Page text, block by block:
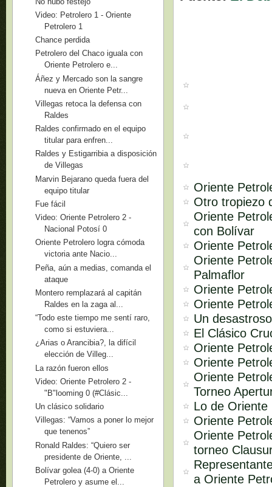
Oriente
Otro tropiezo
Oriente
con Bolívar
Oriente
Oriente
Palmaflor
Oriente
Oriente
Un
El Clásico
Oriente
Oriente
Oriente
Torneo
Lo de
Oriente
Oriente
torneo
a Oriente
Video: Petrolero 1 - Oriente
Petrolero 1
Chance perdida
Petrolero del Chaco iguala con
Oriente Petrolero e...
Áñez y Mercado son la sangre
nueva en Oriente Petr...
Villegas retoca la defensa con
Raldes
Raldes confirmado en el equipo
titular para enfren...
Raldes y Estigarribia a disposición
de Villegas
Marvin Bejarano queda fuera del
equipo titular
Fue fácil
Video: Oriente Petrolero 2 -
Nacional Potosí 0
Oriente Petrolero logra cómoda
victoria ante Nacio...
Peña, aún a medias, comanda el
ataque
Montero remplazará al capitán
Raldes en la zaga al...
“Todo este tiempo me sentí raro,
como si estuviera...
¿Arias o Arancibia?, la difícil
elección de Villeg...
La razón fueron ellos
Video: Oriente Petrolero 2 -
"B"looming 0 (#Clásic...
Un clásico solidario
Villegas: “Vamos a poner lo mejor
que tenenos”
Ronald Raldes: “Quiero ser
presidente de Oriente, ...
Bolívar golea (4-0) a Oriente
Petrolero y asume el...